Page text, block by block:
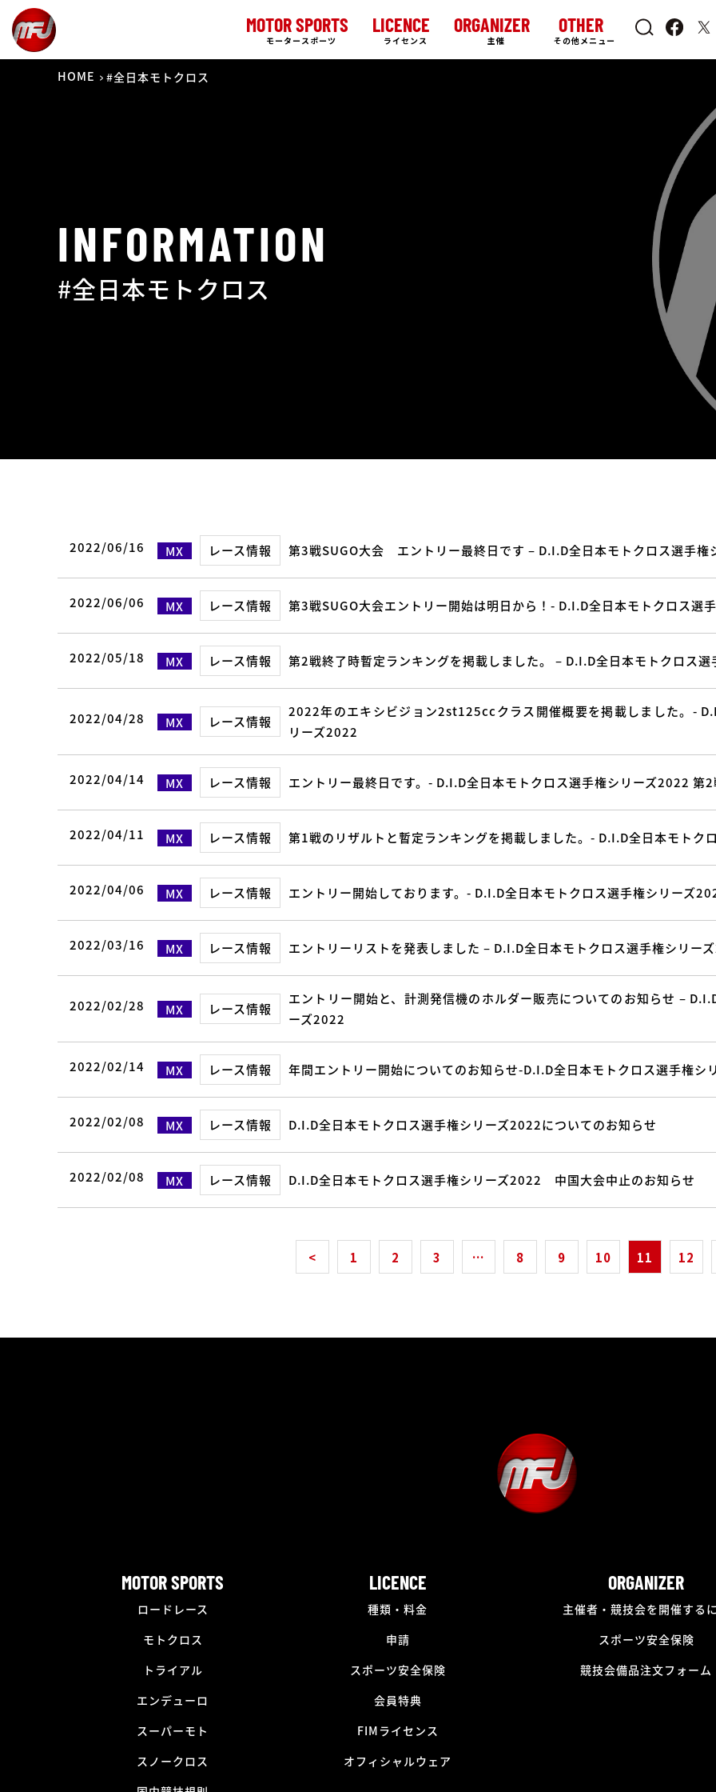
MOTOR SPORTS
モータースポーツ
LICENCE
ライセンス
ORGANIZER
主催
OTHER
その他メニュー
HOME #全日本モトクロス
INFORMATION
#全日本モトクロス
2022/06/16 MX レース情報 第3戦SUGO大会 エントリー最終日です – D.I.D全日本モトクロス選手権
2022/06/06 MX レース情報 第3戦SUGO大会エントリー開始は明日から！- D.I.D全日本モトクロス選
2022/05/18 MX レース情報 第2戦終了時暫定ランキングを掲載しました。 – D.I.D全日本モトクロス
2022/04/28 MX レース情報
2022年のエキシビジョン2st125ccクラス開催概要を掲載しました。-
リーズ2022
2022/04/14 MX レース情報 エントリー最終日です。- D.I.D全日本モトクロス選手権シリーズ2022 第
2022/04/11 MX レース情報 第1戦のリザルトと暫定ランキングを掲載しました。- D.I.D全日本モトク
2022/04/06 MX レース情報 エントリー開始しております。- D.I.D全日本モトクロス選手権シリーズ
2022/03/16 MX レース情報 エントリーリストを発表しました – D.I.D全日本モトクロス選手権シリー
2022/02/28 MX レース情報
エントリー開始と、計測発信機のホルダー販売についてのお知らせ –
ーズ2022
2022/02/14 MX レース情報 年間エントリー開始についてのお知らせ-D.I.D全日本モトクロス選手権シ
2022/02/08 MX レース情報 D.I.D全日本モトクロス選手権シリーズ2022についてのお知らせ
2022/02/08 MX レース情報 D.I.D全日本モトクロス選手権シリーズ2022 中国大会中止のお知らせ
< 1 2 3 … 8 9 10 11 12
MOTOR SPORTS
ロードレース
モトクロス
トライアル
エンデューロ
スーパーモト
スノークロス
LICENCE
種類・料金
申請
スポーツ安全保険
会員特典
FIMライセンス
オフィシャルウェア
ORGANIZER
主催者・競技会を開催する
スポーツ安全保険
競技会備品注文フォーム